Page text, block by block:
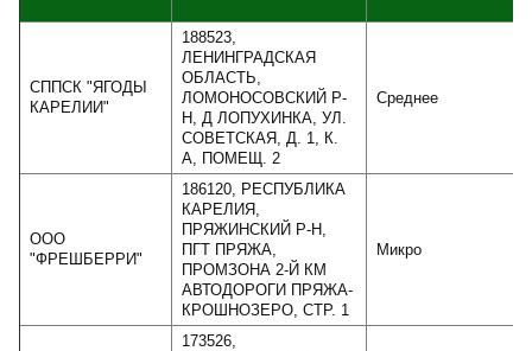
СППСК "ЯГОДЫ
КАРЕЛИИ"
188523,
ЛЕНИНГРАДСКАЯ
ОБЛАСТЬ,
ЛОМОНОСОВСКИЙ Р-
Н, Д ЛОПУХИНКА, УЛ.
СОВЕТСКАЯ, Д. 1, К.
А, ПОМЕЩ. 2
Среднее
ООО
"ФРЕШБЕРРИ"
186120, РЕСПУБЛИКА
КАРЕЛИЯ,
ПРЯЖИНСКИЙ Р-Н,
ПГТ ПРЯЖА,
ПРОМЗОНА 2-Й КМ
АВТОДОРОГИ ПРЯЖА-
КРОШНОЗЕРО, СТР. 1
Микро
173526,